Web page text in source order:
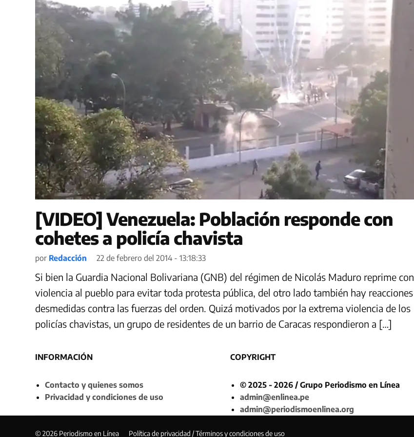
[VIDEO] Venezuela: Población responde con
cohetes a policía chavista
por Redacción 22 de febrero del 2014 - 13:18:33
Si bien la Guardia Nacional Bolivariana (GNB) del régimen de Nicolás Maduro reprime con
violencia al pueblo para evitar toda protesta pública, del otro lado también hay reacciones
desmedidas contra las fuerzas del orden. Quizá motivados por la extrema violencia de los
policías chavistas, un grupo de residentes de un barrio de Caracas respondieron a […]
INFORMACIÓN
Contacto y quienes somos
Privacidad y condiciones de uso
COPYRIGHT
© 2025 - 2026 / Grupo Periodismo en Línea
admin@enlinea.pe
admin@periodismoenlinea.org
© 2026 Periodismo en Línea Política de privacidad / Términos y condiciones de uso